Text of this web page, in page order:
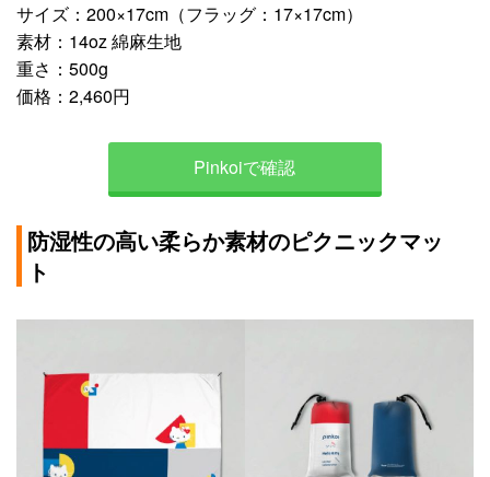
サイズ：200×17cm（フラッグ：17×17cm）
素材：14oz 綿麻生地
重さ：500g
価格：2,460円
Pinkoiで確認
防湿性の高い柔らか素材のピクニックマッ
ト